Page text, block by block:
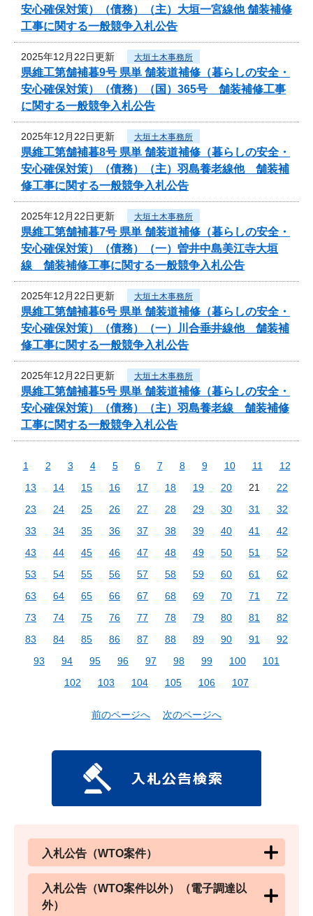
安心確保対策）（債務）（主）大垣一宮線他 舗装補修
工事に関する一般競争入札公告
2025年12月22日更新 大垣土木事務所
県維工第舗補暮9号 県単 舗装道補修（暮らしの安全・
安心確保対策）（債務）（国）365号 舗装補修工事
に関する一般競争入札公告
2025年12月22日更新 大垣土木事務所
県維工第舗補暮8号 県単 舗装道補修（暮らしの安全・
安心確保対策）（債務）（主）羽島養老線他 舗装補
修工事に関する一般競争入札公告
2025年12月22日更新 大垣土木事務所
県維工第舗補暮7号 県単 舗装道補修（暮らしの安全・
安心確保対策）（債務）（一）曽井中島美江寺大垣
線 舗装補修工事に関する一般競争入札公告
2025年12月22日更新 大垣土木事務所
県維工第舗補暮6号 県単 舗装道補修（暮らしの安全・
安心確保対策）（債務）（一）川合垂井線他 舗装補
修工事に関する一般競争入札公告
2025年12月22日更新 大垣土木事務所
県維工第舗補暮5号 県単 舗装道補修（暮らしの安全・
安心確保対策）（債務）（主）羽島養老線 舗装補修
工事に関する一般競争入札公告
1 2 3 4 5 6 7 8 9 10 11
12
13
14 15 16 17 18 19 20 21
22
23
24 25 26 27 28 29 30 31
32
33
34 35 36 37 38 39 40 41
42
43
44 45 46 47 48 49 50 51
52
53
54 55 56 57 58 59 60 61
62
63
64 65 66 67 68 69 70 71
72
73
74 75 76 77 78 79 80 81
82
83
84 85 86 87 88 89 90 91
92
93
94 95 96 97 98 99 100
101
102
103 104 105 106 107
前のページへ 次のページへ
入札公告（WTO案件）
入札公告（WTO案件以外）（電子調達以
外）